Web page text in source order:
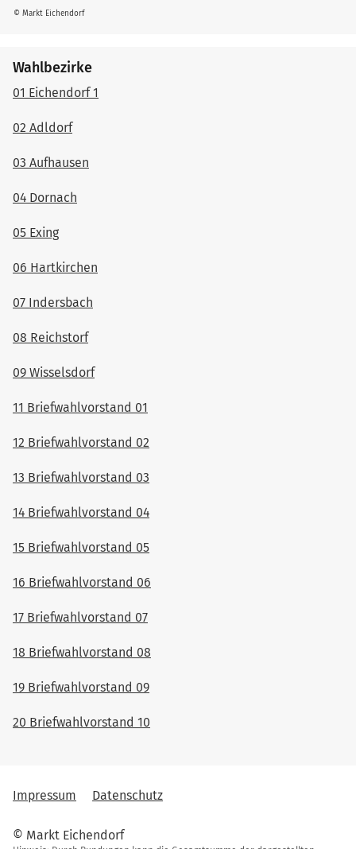
© Markt Eichendorf
Wahlbezirke
01 Eichendorf 1
02 Adldorf
03 Aufhausen
04 Dornach
05 Exing
06 Hartkirchen
07 Indersbach
08 Reichstorf
09 Wisselsdorf
11 Briefwahlvorstand 01
12 Briefwahlvorstand 02
13 Briefwahlvorstand 03
14 Briefwahlvorstand 04
15 Briefwahlvorstand 05
16 Briefwahlvorstand 06
17 Briefwahlvorstand 07
18 Briefwahlvorstand 08
19 Briefwahlvorstand 09
20 Briefwahlvorstand 10
Impressum Datenschutz
© Markt Eichendorf